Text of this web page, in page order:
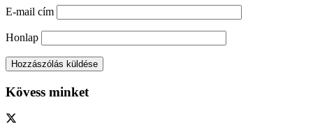
E-mail cím
Honlap
Kövess minket